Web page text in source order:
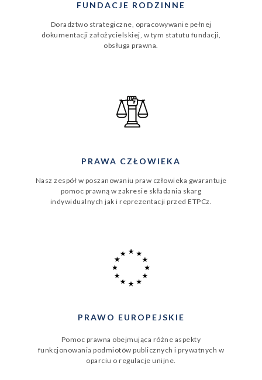
FUNDACJE RODZINNE
Doradztwo strategiczne, opracowywanie pełnej
dokumentacji założycielskiej, w tym statutu fundacji,
obsługa prawna.
PRAWA CZŁOWIEKA
Nasz zespół w poszanowaniu praw człowieka gwarantuje
pomoc prawną w zakresie składania skarg
indywidualnych jak i reprezentacji przed ETPCz.
PRAWO EUROPEJSKIE
Pomoc prawna obejmująca różne aspekty
funkcjonowania podmiotów publicznych i prywatnych w
oparciu o regulacje unijne.